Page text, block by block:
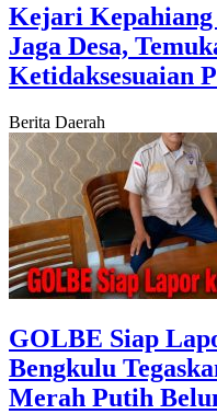
Kejari
Jaga Desa,
Ketidaksesuaian
Berita Daerah
GOLBE Siap
Bengkulu
Merah Putih